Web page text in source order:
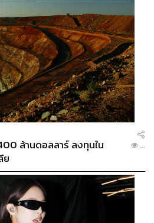
ล้านดอลลาร์ ลงทุนใน
ย
...